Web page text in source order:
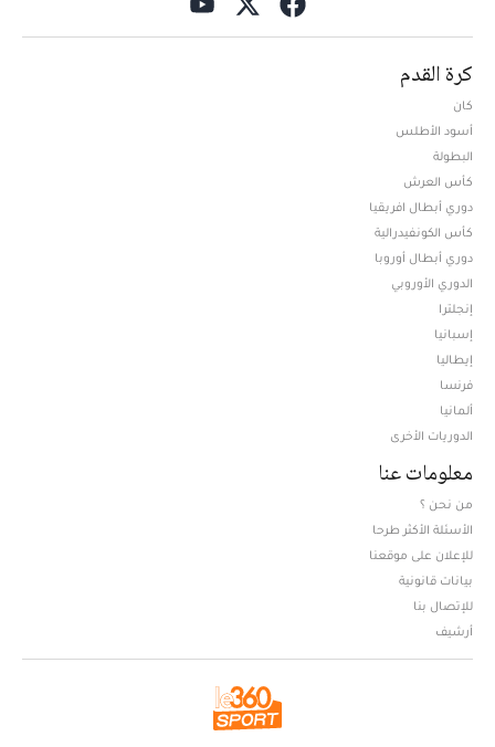
كرة القدم
كان
أسود الأطلس
البطولة
كأس العرش
دوري أبطال افريقيا
كأس الكونفيدرالية
دوري أبطال أوروبا
الدوري الأوروبي
إنجلترا
إسبانيا
إيطاليا
فرنسا
ألمانيا
الدوريات الأخرى
معلومات عنا
من نحن ؟
الأسئلة الأكثر طرحا
للإعلان على موقعنا
بيانات قانونية
للإتصال بنا
أرشيف